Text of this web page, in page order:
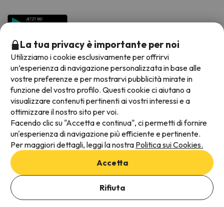
Aggiungi date per verificare la disponibilità
Seleziona Date di prenotazione
Metodi di pagamento disponibili
Termini e condizioni generali
Protezione dei dati
Informativa sui cookie
La tua privacy è importante per noi
Utilizziamo i cookie esclusivamente per offrirvi
un’esperienza di navigazione personalizzata in base alle
vostre preferenze e per mostrarvi pubblicità mirate in
funzione del vostro profilo. Questi cookie ci aiutano a
visualizzare contenuti pertinenti ai vostri interessi e a
ottimizzare il nostro sito per voi.
Facendo clic su "Accetta e continua", ci permetti di fornire
un'esperienza di navigazione più efficiente e pertinente.
Per maggiori dettagli, leggi la nostra Politica sui Cookies.
Accetta
Rifiuta